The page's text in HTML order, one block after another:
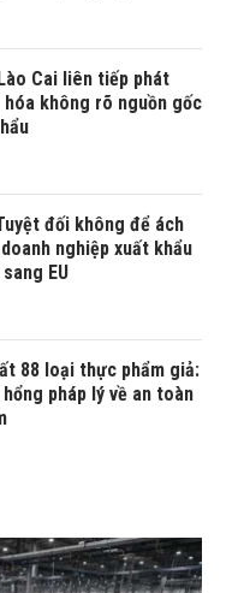
Cai liên tiếp phát
hóa không rõ nguồn gốc
đối không để ách
nghiệp xuất khẩu
EU
88 loại thực phẩm giả:
pháp lý về an toàn